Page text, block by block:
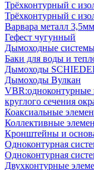
Трёхконтурный с
Трёхконтурный с
Варвара металл 3,5мм
Гефест чугунный
Дымоходные
Баки для воды и
Дымоходы
Дымоходы Вулкан
VBR:одноконтурные
круглого сечения
Коаксиальные
Коллективные
Кронштейны и
Одноконтурная
Одноконтурная
Двухконтурные